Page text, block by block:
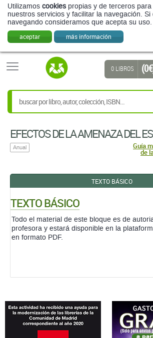
Utilizamos cookies propias y de terceros
nuestros servicios y facilitar la navegación. Si
navegando consideramos que acepta su uso.
aceptar más información
0 LIBROS (0
EFECTOS DE LA AMENAZA DEL
Anual Guía
de
TEXTO BÁSICO
TEXTO BÁSICO
Todo el material de este bloque es de
profesora y estará disponible en la
en formato PDF.